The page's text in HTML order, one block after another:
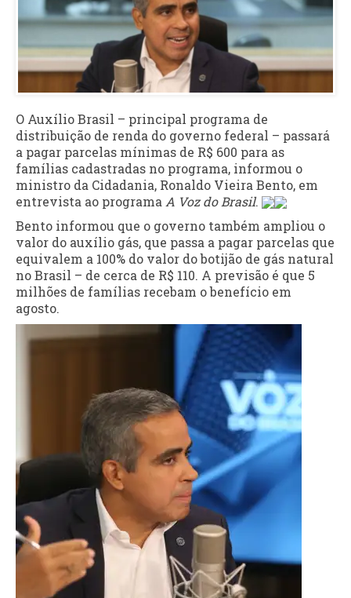
O Auxílio Brasil – principal programa de
distribuição de renda do governo federal – passará
a pagar parcelas mínimas de R$ 600 para as
famílias cadastradas no programa, informou o
ministro da Cidadania, Ronaldo Vieira Bento, em
entrevista ao programa A Voz do Brasil.
Bento informou que o governo também ampliou o
valor do auxílio gás, que passa a pagar parcelas que
equivalem a 100% do valor do botijão de gás natural
no Brasil – de cerca de R$ 110. A previsão é que 5
milhões de famílias recebam o benefício em
agosto.